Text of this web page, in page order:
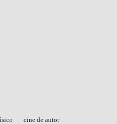
cine de autor